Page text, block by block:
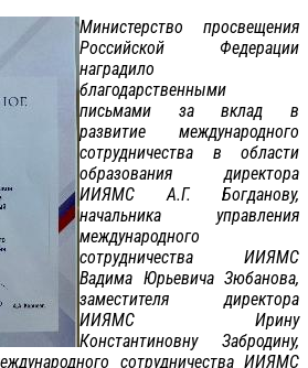
Министерство просвещения
Российской Федерации
наградило
благодарственными
письмами за вклад в
развитие международного
сотрудничества в области
образования директора
ИИЯМС А.Г. Богданову,
начальника управления
международного
сотрудничества ИИЯМС
Вадима Юрьевича Зюбанова,
заместителя директора
ИИЯМС Ирину
Константиновну Забродину,
сотрудничества ИИЯМС